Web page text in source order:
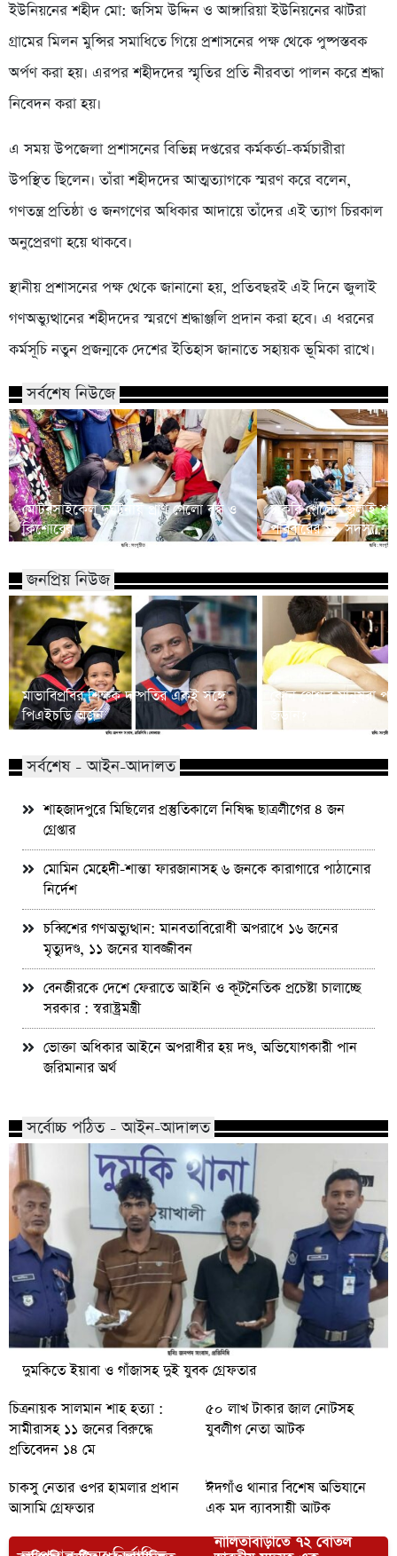
ইউনিয়নের শহীদ মো: জসিম উদ্দিন ও আঙ্গারিয়া ইউনিয়নের ঝাটরা
গ্রামের মিলন মুন্সির সমাধিতে গিয়ে প্রশাসনের পক্ষ থেকে পুষ্পস্তবক
অর্পণ করা হয়। এরপর শহীদদের স্মৃতির প্রতি নীরবতা পালন করে শ্রদ্ধা
নিবেদন করা হয়।
এ সময় উপজেলা প্রশাসনের বিভিন্ন দপ্তরের কর্মকর্তা-কর্মচারীরা
উপস্থিত ছিলেন। তাঁরা শহীদদের আত্মত্যাগকে স্মরণ করে বলেন,
গণতন্ত্র প্রতিষ্ঠা ও জনগণের অধিকার আদায়ে তাঁদের এই ত্যাগ চিরকাল
অনুপ্রেরণা হয়ে থাকবে।
স্থানীয় প্রশাসনের পক্ষ থেকে জানানো হয়, প্রতিবছরই এই দিনে জুলাই
গণঅভ্যুত্থানের শহীদদের স্মরণে শ্রদ্ধাঞ্জলি প্রদান করা হবে। এ ধরনের
কর্মসূচি নতুন প্রজন্মকে দেশের ইতিহাস জানাতে সহায়ক ভূমিকা রাখে।
সর্বশেষ নিউজে
মোটরসাইকেল দুর্ঘটনায় প্রাণ গেলো বৃদ্ধ ও
কিশোরের
চাকরি পেলেন জুলাই
পরিবারের ১০ সদস্য
জনপ্রিয় নিউজ
মাভাবিপ্রবির শিক্ষক দম্পতির একই সঙ্গে
পিএইচডি অর্জন
কোন পেশার মানুষরা
জড়ান?
সর্বশেষ - আইন-আদালত
শাহজাদপুরে মিছিলের প্রস্তুতিকালে নিষিদ্ধ ছাত্রলীগের ৪ জন
গ্রেপ্তার
মোমিন মেহেদী-শান্তা ফারজানাসহ ৬ জনকে কারাগারে পাঠানোর
নির্দেশ
চব্বিশের গণঅভ্যুত্থান: মানবতাবিরোধী অপরাধে ১৬ জনের
মৃত্যুদণ্ড, ১১ জনের যাবজ্জীবন
বেনজীরকে দেশে ফেরাতে আইনি ও কূটনৈতিক প্রচেষ্টা চালাচ্ছে
সরকার : স্বরাষ্ট্রমন্ত্রী
ভোক্তা অধিকার আইনে অপরাধীর হয় দণ্ড, অভিযোগকারী পান
জরিমানার অর্থ
সর্বোচ্চ পঠিত - আইন-আদালত
দুমকিতে ইয়াবা ও গাঁজাসহ দুই যুবক গ্রেফতার
চিত্রনায়ক সালমান শাহ হত্যা :
সামীরাসহ ১১ জনের বিরুদ্ধে
প্রতিবেদন ১৪ মে
৫০ লাখ টাকার জাল নোটসহ
যুবলীগ নেতা আটক
চাকসু নেতার ওপর হামলার প্রধান
আসামি গ্রেফতার
ঈদগাঁও থানার বিশেষ অভিযানে
এক মদ ব্যাবসায়ী আটক
নালিতাবাড়ীতে ৭২ বোতল